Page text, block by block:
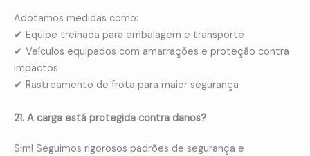
Adotamos medidas como:
✔ Equipe treinada para embalagem e transporte
✔ Veículos equipados com amarrações e proteção contra
impactos
✔ Rastreamento de frota para maior segurança
21. A carga está protegida contra danos?
Sim! Seguimos rigorosos padrões de segurança e